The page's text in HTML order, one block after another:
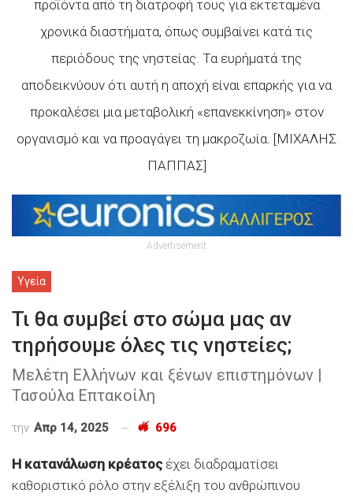
προϊόντα από τη διατροφή τους για εκτεταμένα
χρονικά διαστήματα, όπως συμβαίνει κατά τις
περιόδους της νηστείας. Τα ευρήματά της
αποδεικνύουν ότι αυτή η αποχή είναι επαρκής για να
προκαλέσει μια μεταβολική «επανεκκίνηση» στον
οργανισμό και να προαγάγει τη μακροζωία. [ΜΙΧΑΛΗΣ
ΠΑΠΠΑΣ]
Advertisement
Υγεία
Τι θα συμβεί στο σώμα μας αν
τηρήσουμε όλες τις νηστείες;
Μελέτη Ελλήνων και ξένων επιστημόνων |
Τασούλα Επτακοίλη
την Απρ 14, 2025 696
Η κατανάλωση κρέατοςέχει διαδραματίσει
καθοριστικό ρόλο στην εξέλιξη του ανθρώπινου